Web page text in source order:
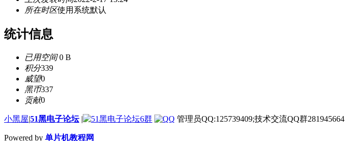
所在时区使用系统默认
统计信息
已用空间0 B
积分339
威望0
黑币337
贡献0
小黑屋|51黑电子论坛 | 管理员QQ:125739409;技术交流QQ群281945664
Powered by 单片机教程网